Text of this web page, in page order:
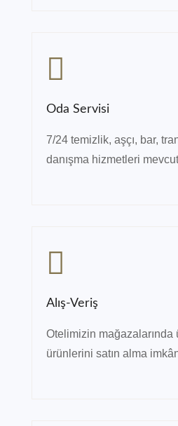
Oda Servisi
7/24 temizlik, aşçı, bar,
danışma hizmetleri
Alış-Veriş
Otelimizin mağazalarında
ürünlerini satın alma